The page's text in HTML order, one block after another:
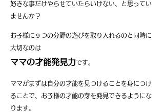
好きな事だけやらせていたらいけない、と思ってい
ませんか？
お子様に９つの分野の遊びを取り入れるのと同時に
大切なのは
ママの才能発見力です。
ママがまずは自分の才能を見つけることを身につけ
ることで、 お子様の才能の芽を発見できるようにな
ります。